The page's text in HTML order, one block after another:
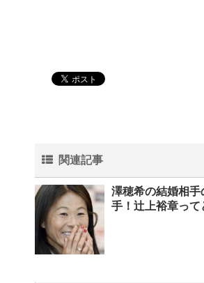
関連記事
澤穂希の結婚相手
手！辻上裕章って